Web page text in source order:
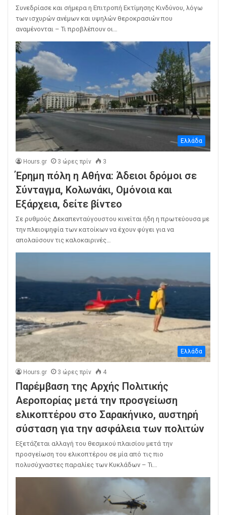
Συνεδρίασε και σήμερα η Επιτροπή Εκτίμησης Κινδύνου, λόγω
των ισχυρών ανέμων και υψηλών θεροκρασιών που
αναμένονται – Τι προβλέπουν οι…
Ελλάδα
Hours.gr 3 ώρες πρίν 3
Έρημη πόλη η Αθήνα: Άδειοι δρόμοι σε
Σύνταγμα, Κολωνάκι, Ομόνοια και
Εξάρχεια, δείτε βίντεο
Σε ρυθμούς Δεκαπενταύγουστου κινείται ήδη η πρωτεύουσα με
την πλειοψηφία των κατοίκων να έχουν φύγει για να
απολαύσουν τις καλοκαιρινές…
Ελλάδα
Hours.gr 3 ώρες πρίν 4
Παρέμβαση της Αρχής Πολιτικής
Αεροπορίας μετά την προσγείωση
ελικοπτέρου στο Σαρακήνικο, αυστηρή
σύσταση για την ασφάλεια των πολιτών
Εξετάζεται αλλαγή του θεσμικού πλαισίου μετά την
προσγείωση του ελικοπτέρου σε μία από τις πιο
πολυσύχναστες παραλίες των Κυκλάδων – Τι…